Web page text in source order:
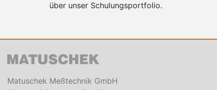
über unser Schulungsportfolio.
Matuschek Meßtechnik GmbH